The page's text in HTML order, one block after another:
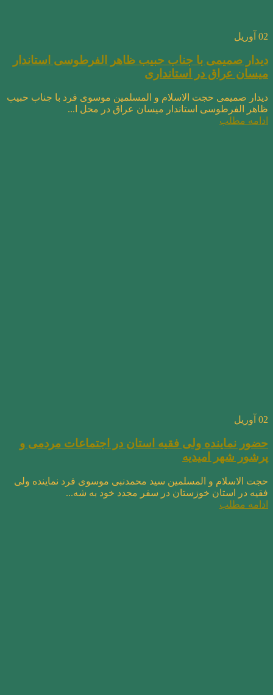
02 آوریل
دیدار صمیمی با جناب حبیب ظاهر الفرطوسی استاندار
میسان عراق در استانداری
دیدار صمیمی حجت الاسلام و المسلمین موسوی فرد با جناب حبیب
ظاهر الفرطوسی استاندار میسان عراق در محل ا...
ادامه مطلب
02 آوریل
حضور نماینده ولی فقیه استان در اجتماعات مردمی و
پرشور شهر امیدیه
حجت الاسلام و المسلمین سید محمدنبی موسوی فرد نماینده ولی
فقیه در استان خوزستان در سفر مجدد خود به شه...
ادامه مطلب